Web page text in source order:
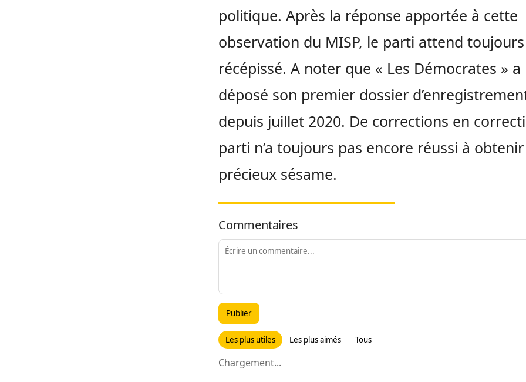
politique. Après la réponse apportée à cette
observation du MISP, le parti attend
récépissé. A noter que « Les Démocrates » a
déposé son premier dossier
depuis juillet 2020. De corrections en
parti n’a toujours pas encore réussi à
précieux sésame.
Commentaires
Publier
Les plus utiles Les plus aimés Tous
Chargement...